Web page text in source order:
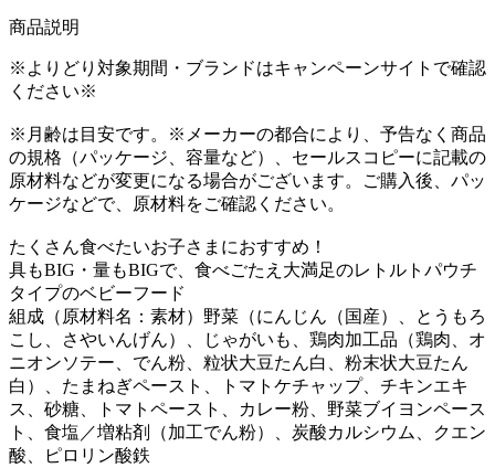
商品説明
※よりどり対象期間・ブランドはキャンペーンサイトで確認
ください※
※月齢は目安です。※メーカーの都合により、予告なく商品
の規格（パッケージ、容量など）、セールスコピーに記載の
原材料などが変更になる場合がございます。ご購入後、パッ
ケージなどで、原材料をご確認ください。
たくさん食べたいお子さまにおすすめ！
具もBIG・量もBIGで、食べごたえ大満足のレトルトパウチ
タイプのベビーフード
組成（原材料名：素材）野菜（にんじん（国産）、とうもろ
こし、さやいんげん）、じゃがいも、鶏肉加工品（鶏肉、オ
ニオンソテー、でん粉、粒状大豆たん白、粉末状大豆たん
白）、たまねぎペースト、トマトケチャップ、チキンエキ
ス、砂糖、トマトペースト、カレー粉、野菜ブイヨンペース
ト、食塩／増粘剤（加工でん粉）、炭酸カルシウム、クエン
酸、ピロリン酸鉄